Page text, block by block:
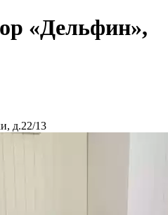
«Дельфин»,
д.22/13